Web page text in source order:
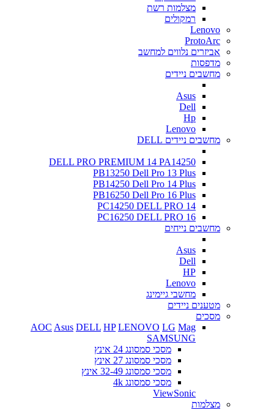
מצלמות רשת
רמקולים
Lenovo
ProtoArc
אביזרים נלווים למחשב
מדפסות
מחשבים ניידים
Asus
Dell
Hp
Lenovo
מחשבים ניידים DELL
DELL PRO PREMIUM 14 PA14250
PB13250 Dell Pro 13 Plus
PB14250 Dell Pro 14 Plus
PB16250 Dell Pro 16 Plus
PC14250 DELL PRO 14
PC16250 DELL PRO 16
מחשבים נייחים
Asus
Dell
HP
Lenovo
מחשבי גיימינג
מטענים ניידים
מסכים
AOC Asus DELL HP LENOVO LG Mag
SAMSUNG
מסכי סמסונג 24 אינץ
מסכי סמסונג 27 אינץ
מסכי סמסונג 32-49 אינץ
מסכי סמסונג 4k
ViewSonic
מצלמות